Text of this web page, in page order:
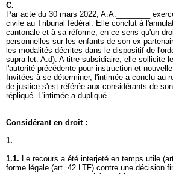
C.
Par acte du 30 mars 2022, A.A.________
civile au Tribunal fédéral. Elle conclut à
cantonale et à sa réforme, en ce sens qu'un
personnelles sur les enfants de son ex-
les modalités décrites dans le dispositif de
supra let. A.d). A titre subsidiaire, elle sollicite
l'autorité précédente pour instruction et
Invitées à se déterminer, l'intimée a conclu au
de justice s'est référée aux considérants de
répliqué. L'intimée a dupliqué.
Considérant en droit :
1.
1.1. Le recours a été interjeté en temps utile (
forme légale (art. 42 LTF) contre une décision